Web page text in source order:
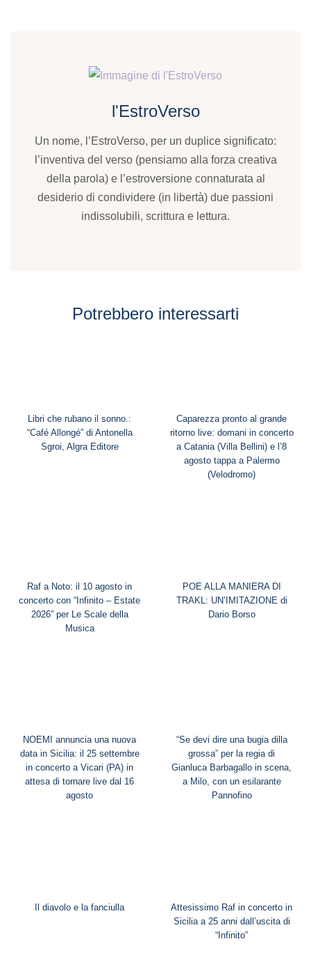
l'EstroVerso
Un nome, l’EstroVerso, per un duplice significato:
l’inventiva del verso (pensiamo alla forza creativa
della parola) e l’estroversione connaturata al
desiderio di condividere (in libertà) due passioni
indissolubili, scrittura e lettura.
Potrebbero interessarti
Libri che rubano il sonno.:
“Café Allongé” di Antonella
Sgroi, Algra Editore
Caparezza pronto al grande
ritorno live: domani in concerto
a Catania (Villa Bellini) e l’8
agosto tappa a Palermo
(Velodromo)
Raf a Noto: il 10 agosto in
concerto con “Infinito – Estate
2026” per Le Scale della
Musica
POE ALLA MANIERA DI
TRAKL: UN’IMITAZIONE di
Dario Borso
NOEMI annuncia una nuova
data in Sicilia: il 25 settembre
in concerto a Vicari (PA) in
attesa di tornare live dal 16
agosto
“Se devi dire una bugia dilla
grossa” per la regia di
Gianluca Barbagallo in scena,
a Milo, con un esilarante
Pannofino
Il diavolo e la fanciulla
Attesissimo Raf in concerto in
Sicilia a 25 anni dall’uscita di
“Infinito”